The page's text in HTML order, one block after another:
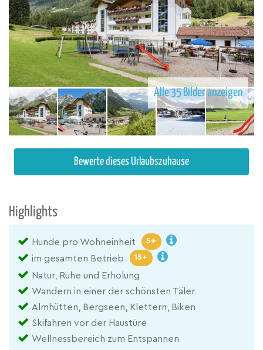
Alle 35 Bilder anzeigen
Bewerte dieses Urlaubszuhause
Highlights
Hunde pro Wohneinheit 5+
im gesamten Betrieb 15+
Natur, Ruhe und Erholung
Wandern in einer der schönsten Täler
Almhütten, Bergseen, Klettern, Biken
Skifahren vor der Haustüre
Wellnessbereich zum Entspannen